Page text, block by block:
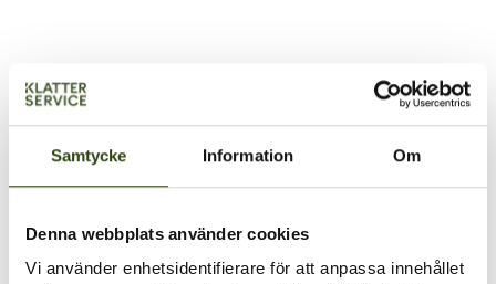
Samtycke Information Om
Denna webbplats använder cookies
Vi använder enhetsidentifierare för att anpassa innehållet
Klätterservice Training Center
Svarvarvägen 26